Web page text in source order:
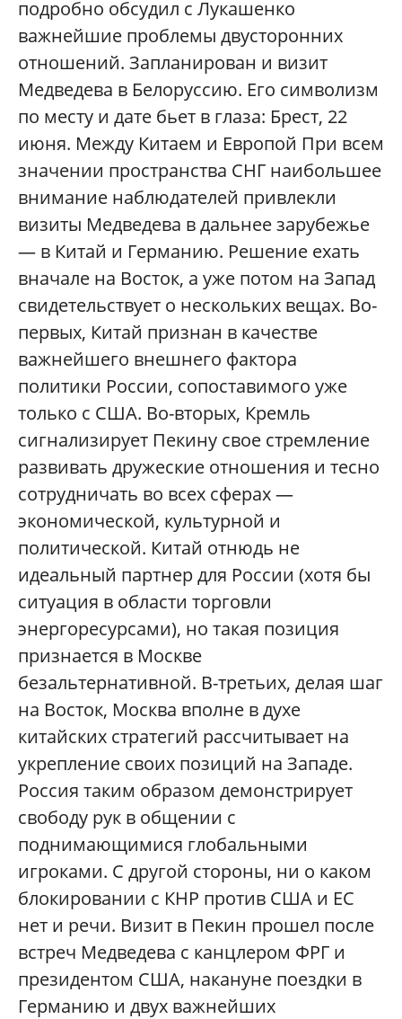
подробно обсудил с Лукашенко
важнейшие проблемы двусторонних
отношений. Запланирован и визит
Медведева в Белоруссию. Его символизм
по месту и дате бьет в глаза: Брест, 22
июня. Между Китаем и Европой При всем
значении пространства СНГ наибольшее
внимание наблюдателей привлекли
визиты Медведева в дальнее зарубежье
— в Китай и Германию. Решение ехать
вначале на Восток, а уже потом на Запад
свидетельствует о нескольких вещах. Во-
первых, Китай признан в качестве
важнейшего внешнего фактора
политики России, сопоставимого уже
только с США. Во-вторых, Кремль
сигнализирует Пекину свое стремление
развивать дружеские отношения и тесно
сотрудничать во всех сферах —
экономической, культурной и
политической. Китай отнюдь не
идеальный партнер для России (хотя бы
ситуация в области торговли
энергоресурсами), но такая позиция
признается в Москве
безальтернативной. В-третьих, делая шаг
на Восток, Москва вполне в духе
китайских стратегий рассчитывает на
укрепление своих позиций на Западе.
Россия таким образом демонстрирует
свободу рук в общении с
поднимающимися глобальными
игроками. С другой стороны, ни о каком
блокировании с КНР против США и ЕС
нет и речи. Визит в Пекин прошел после
встреч Медведева с канцлером ФРГ и
президентом США, накануне поездки в
Германию и двух важнейших